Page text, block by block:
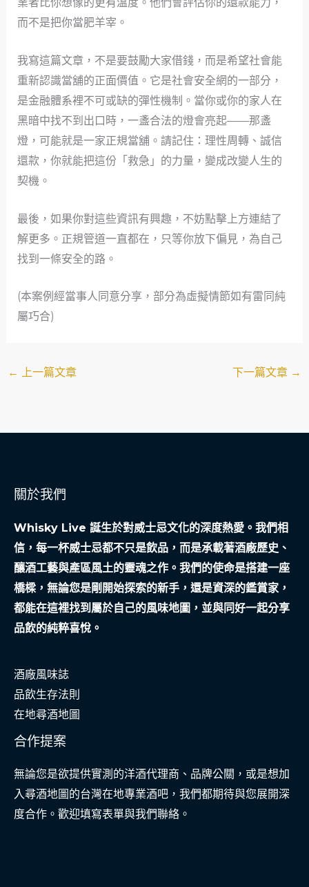
業者比你想像的更有溫度。他們會評估你的還款能力，
而不是把你當肥羊宰。
我寫這篇文章，不是要鼓勵大家借錢，而是希望社會能
重新認識當舖的正面價值。它是社會安全網的一部分，
是金融體系裡不可或缺的彈性機制。當你或你的家人在
黑暗中找不到出口時，一盞合法的燈會亮起——那盞
燈，可能就是一家正規當舖。請記住：理性周轉、誠信
還款，你就能把這份「救急」的力量，變成改變人生的
契機。
最後，如果你對這些資訊有興趣，不妨點擊上方連結了
解更多。正規管道一直都在，只等你放下偏見，為自己
找到一條安全的路。
(本案例經當事人同意分享，部分為虛擬情節如有雷同純
屬巧合)
← 上一篇文章 下一篇文章 →
關於我們
Whisky Live 誕生於對威士忌文化的深度熱愛。我們相
信，每一杯威士忌都不只是飲品，而是承載著酒廠歷史、
釀酒工藝與產區風土的靈魂之作。我們的使命是搭建一座
橋樑，無論您是剛開始探索的新手，還是資深的鑑賞家，
都能在這裡找到屬於自己的風味地圖，並與同好一起分享
品飲的純粹喜悅。
酒廠風味誌
品飲生存法則
在地尋酒地圖
合作提案
無論您是欲提供實測的洋酒代理商、品牌公關，或是想加
入尋酒地圖的台灣在地專業酒吧，我們都期待與您展開深
度合作。歡迎填寫表單與我們聯絡。